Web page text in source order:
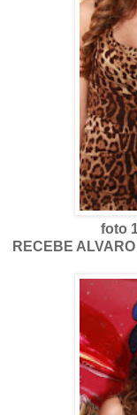
foto 11-
RECEBE